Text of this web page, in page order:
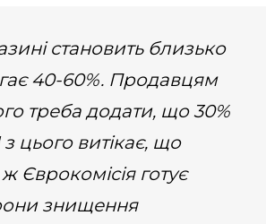
становить близько
40-60%. Продавцям
треба додати, що 30%
з цього витікає, що
Єврокомісія готує
знищення